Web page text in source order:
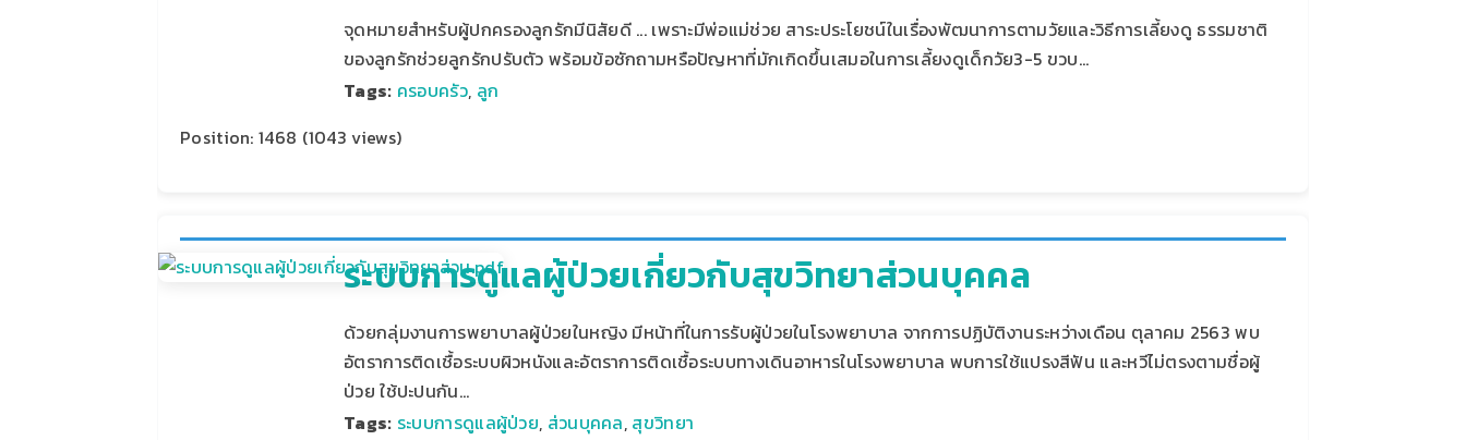
จุดหมายสำหรับผู้ปกครองลูกรักมีนิสัยดี ... เพราะมีพ่อแม่ช่วย สาระประโยชน์ในเรื่องพัฒนาการตามวัยและวิธีการเลี้ยงดู ธรรมชาติ
ของลูกรักช่วยลูกรักปรับตัว พร้อมข้อซักถามหรือปัญหาที่มักเกิดขึ้นเสมอในการเลี้ยงดูเด็กวัย3-5 ขวบ…
Tags: ครอบครัว, ลูก
Position:1468 (1043 views)
ระบบการดูแลผู้ป่วยเกี่ยวกับสุขวิทยาส่วนบุคคล
ด้วยกลุ่มงานการพยาบาลผู้ป่วยในหญิง มีหน้าที่ในการรับผู้ป่วยในโรงพยาบาล จากการปฏิบัติงานระหว่างเดือน ตุลาคม 2563 พบ
อัตราการติดเชื้อระบบผิวหนังและอัตราการติดเชื้อระบบทางเดินอาหารในโรงพยาบาล พบการใช้แปรงสีฟัน และหวีไม่ตรงตามชื่อผู้
ป่วย ใช้ปะปนกัน…
Tags: ระบบการดูแลผู้ป่วย, ส่วนบุคคล, สุขวิทยา